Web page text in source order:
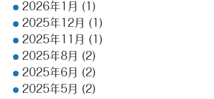
2026年1月
(1)
2025年12月
(1)
2025年11月
(1)
2025年8月
(2)
2025年6月
(2)
2025年5月
(2)